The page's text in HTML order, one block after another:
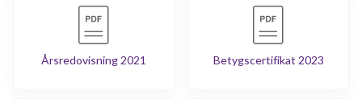
Årsredovisning 2021 Betygscertifikat 2023